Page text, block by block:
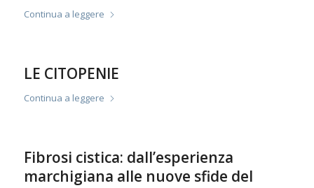
Continua a leggere
LE CITOPENIE
Continua a leggere
Fibrosi cistica: dall’esperienza
marchigiana alle nuove sfide del